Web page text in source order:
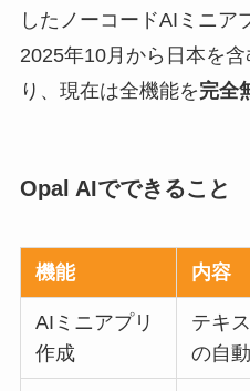
したノーコードAIミニア
2025年10月から日本を
り、現在は全機能を完全
Opal AIでできること
機能 内容
AIミニアプリ
作成
テキ
の自